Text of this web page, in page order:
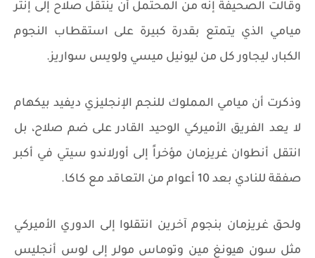
وقالت الصحيفة إنه من المحتمل أن ينتقل صلاح إلى إنتر
ميامي الذي يتمتع بقدرة كبيرة على استقطاب النجوم
الكبار، ليجاور كل من ليونيل ميسي ولويس سواريز.
وذكرت أن ميامي المملوك للنجم الإنجليزي ديفيد بيكهام
لا يعد الفريق الأميركي الوحيد القادر على ضم صلاح، بل
انتقل أنطوان غريزمان مؤخراً إلى أورلاندو سيتي في أكبر
صفقة للنادي بعد 10 أعوام من التعاقد مع كاكا.
ولحق غريزمان بنجوم آخرين انتقلوا إلى الدوري الأميركي
مثل سون هيونغ مين وتوماس مولر إلى لوس أنجليس